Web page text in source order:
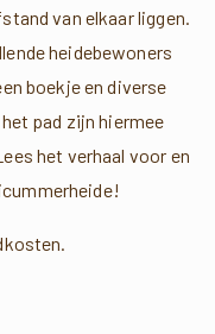
van elkaar liggen.
heidebewoners
boekje en diverse
pad zijn hiermee
het verhaal voor en